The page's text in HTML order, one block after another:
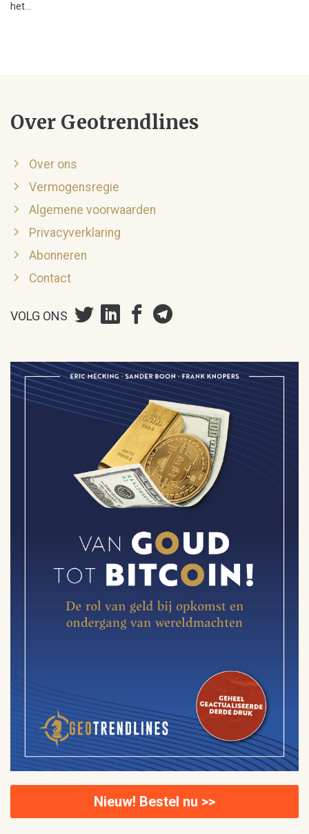
het...
Over Geotrendlines
Over ons
Vermogensregie
Algemene voorwaarden
Privacyverklaring
Abonneren
Contact
VOLG ONS
Nieuw! Bestel nu >>